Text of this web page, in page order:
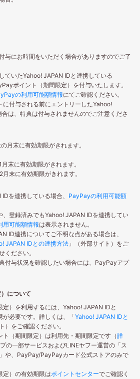
与にお時間をいただく場合がありますのでご了
ていたYahoo! JAPAN IDと連携している
ポイント（期間限定）を付与いたします。
の利用可能額情報にてご確認ください。
付与される前にエントリーしたYahoo!
は、特典は付与されませんのでご注意くださ
月末に有効期限がきれます。
末に有効期限がきれます。
末に有効期限がきれます。
を連携している場合、 PayPayの利用可能額
登録済みでもYahoo! JAPAN IDを連携してい
用可能額情報は表示されません。
ID連携についてご不明な点がある場合は、
JAPAN IDとの連携方法 」（外部サイト）をご
ください。
付与状況を確認したい場合には、PayPayアプ
について
）を利用するには、Yahoo! JAPAN IDと
必要です。詳しくは、「Yahoo! JAPAN IDと
）をご確認ください。
（期間限定）は利用先・期間限定です（詳
の一部サービスおよびLINEヤフー運営の「ス
や、PayPay/PayPayカード公式ストアのみで
定）の有効期限はポイントセンターでご確認く